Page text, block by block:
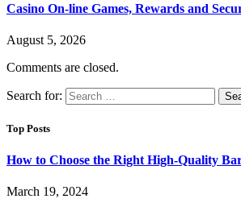
Casino On-line Games, Rewards and
August 5, 2026
Comments are closed.
Search for:
Top Posts
How to Choose the Right High-Quality
March 19, 2024